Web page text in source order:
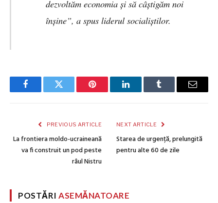
dezvoltăm economia şi să câştigăm noi
înşine”, a spus liderul socialiştilor.
FacebookTwitter Pinterest LinkedInTumblr Email
PREVIOUS ARTICLE
La frontiera moldo-ucraineană
va fi construit un pod peste
râul Nistru
NEXT ARTICLE
Starea de urgență, prelungită
pentru alte 60 de zile
POSTĂRIASEMĂNATOARE